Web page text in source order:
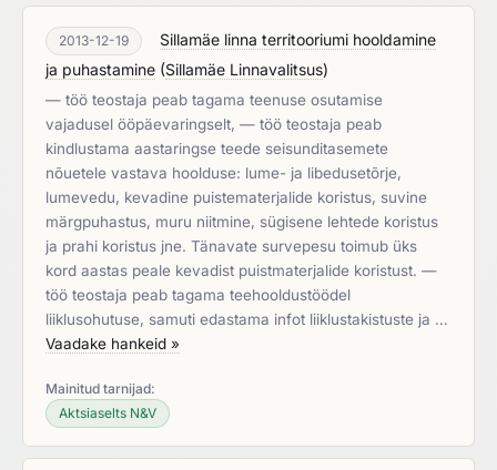
2013-12-19
Sillamäe linna territooriumi hooldamine
ja puhastamine (Sillamäe Linnavalitsus)
— töö teostaja peab tagama teenuse osutamise
vajadusel ööpäevaringselt, — töö teostaja peab
kindlustama aastaringse teede seisunditasemete
nõuetele vastava hoolduse: lume- ja libedusetõrje,
lumevedu, kevadine puistematerjalide koristus, suvine
märgpuhastus, muru niitmine, sügisene lehtede koristus
ja prahi koristus jne. Tänavate survepesu toimub üks
kord aastas peale kevadist puistmaterjalide koristust. —
töö teostaja peab tagama teehooldustöödel
liiklusohutuse, samuti edastama infot liiklustakistuste ja …
Vaadake hankeid »
Mainitud tarnijad:
Aktsiaselts N&V